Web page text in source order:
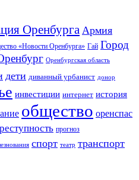
Оренбурга Армия
«Новости Оренбурга» Гай Город
Оренбургская область
дети диванный урбанист донор
инвестиции интернет история
общество оренспас
прогноз
спорт театр транспорт